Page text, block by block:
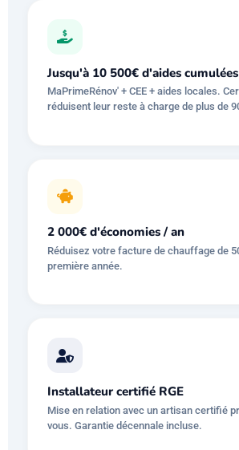
Jusqu'à 10 500€ d'aides cumulées
MaPrimeRénov' + CEE + aides locales.
réduisent leur reste à charge de plus de
2 000€ d'économies / an
Réduisez votre facture de chauffage de
première année.
Installateur certifié RGE
Mise en relation avec un artisan certifié
vous. Garantie décennale incluse.